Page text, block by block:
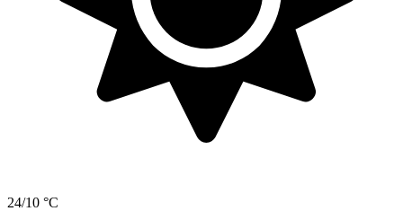
24/10 °C